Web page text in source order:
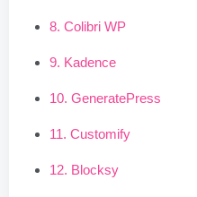
8. Colibri WP
9. Kadence
10. GeneratePress
11. Customify
12. Blocksy